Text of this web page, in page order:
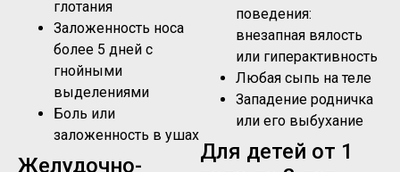
глотания
Заложенность носа
более 5 дней с
гнойными
выделениями
Боль или
заложенность в ушах
Желудочно-
поведения:
внезапная вялость
или гиперактивность
Любая сыпь на теле
Западение родничка
или его выбухание
Для детей от 1